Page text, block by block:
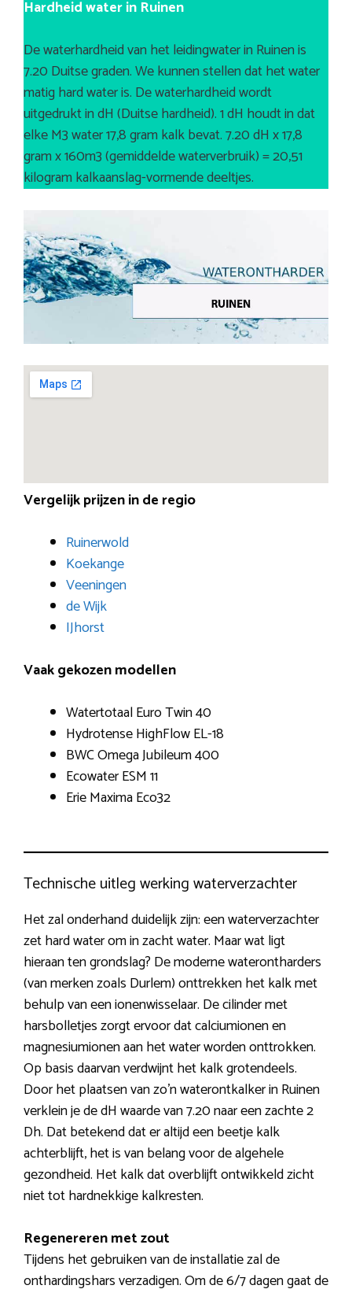
Hardheid water in Ruinen
De waterhardheid van het leidingwater in Ruinen is
7.20 Duitse graden. We kunnen stellen dat het water
matig hard water is. De waterhardheid wordt
uitgedrukt in dH (Duitse hardheid). 1 dH houdt in dat
elke M3 water 17,8 gram kalk bevat. 7.20 dH x 17,8
gram x 160m3 (gemiddelde waterverbruik) = 20,51
kilogram kalkaanslag-vormende deeltjes.
Vergelijk prijzen in de regio
Ruinerwold
Koekange
Veeningen
de Wijk
IJhorst
Vaak gekozen modellen
Watertotaal Euro Twin 40
Hydrotense HighFlow EL-18
BWC Omega Jubileum 400
Ecowater ESM 11
Erie Maxima Eco32
Technische uitleg werking waterverzachter
Het zal onderhand duidelijk zijn: een waterverzachter
zet hard water om in zacht water. Maar wat ligt
hieraan ten grondslag? De moderne waterontharders
(van merken zoals Durlem) onttrekken het kalk met
behulp van een ionenwisselaar. De cilinder met
harsbolletjes zorgt ervoor dat calciumionen en
magnesiumionen aan het water worden onttrokken.
Op basis daarvan verdwijnt het kalk grotendeels.
Door het plaatsen van zo’n waterontkalker in Ruinen
verklein je de dH waarde van 7.20 naar een zachte 2
Dh. Dat betekend dat er altijd een beetje kalk
achterblijft, het is van belang voor de algehele
gezondheid. Het kalk dat overblijft ontwikkeld zicht
niet tot hardnekkige kalkresten.
Regenereren met zout
Tijdens het gebruiken van de installatie zal de
onthardingshars verzadigen. Om de 6/7 dagen gaat de